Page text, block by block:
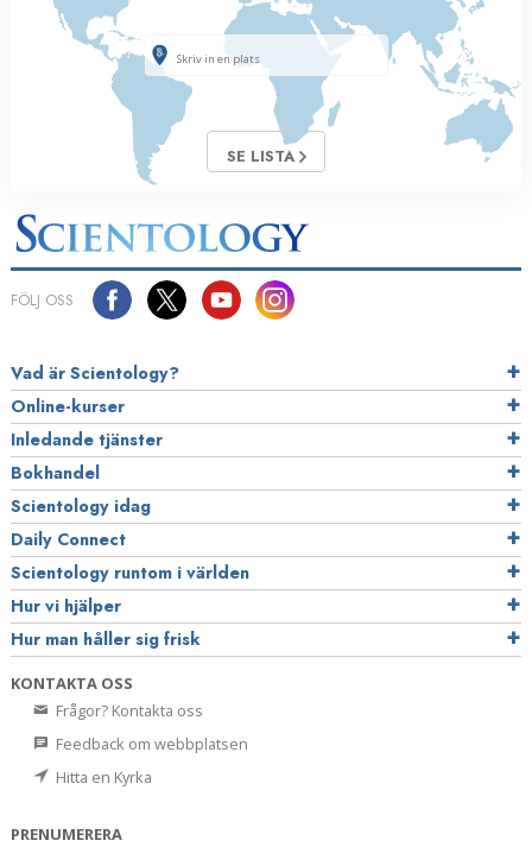
SE LISTA
FÖLJ OSS
Vad är Scientology?
Online-kurser
Inledande tjänster
Bokhandel
Scientology idag
Daily Connect
Scientology runtom i världen
Hur vi hjälper
Hur man håller sig frisk
KONTAKTA OSS
Frågor? Kontakta oss
Feedback om webbplatsen
Hitta en Kyrka
PRENUMERERA